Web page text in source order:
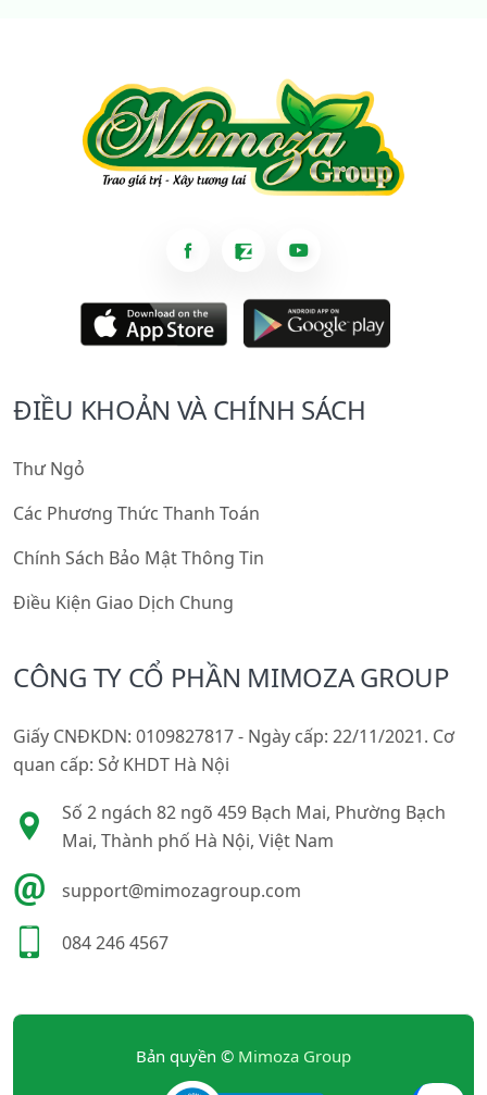
ĐIỀU KHOẢN VÀ CHÍNH SÁCH
Thư Ngỏ
Các Phương Thức Thanh Toán
Chính Sách Bảo Mật Thông Tin
Điều Kiện Giao Dịch Chung
CÔNG TY CỔ PHẦN MIMOZA GROUP
Giấy CNĐKDN: 0109827817 - Ngày cấp: 22/11/2021. Cơ
quan cấp: Sở KHDT Hà Nội
Số 2 ngách 82 ngõ 459 Bạch Mai, Phường Bạch
Mai, Thành phố Hà Nội, Việt Nam
support@mimozagroup.com
084 246 4567
Bản quyền © Mimoza Group